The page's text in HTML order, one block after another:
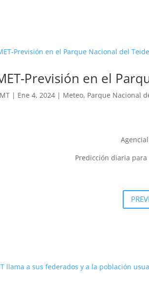
Previsión en el
| Ene 4, 2024 | Meteo, Parque Nacional
Predicción diaria